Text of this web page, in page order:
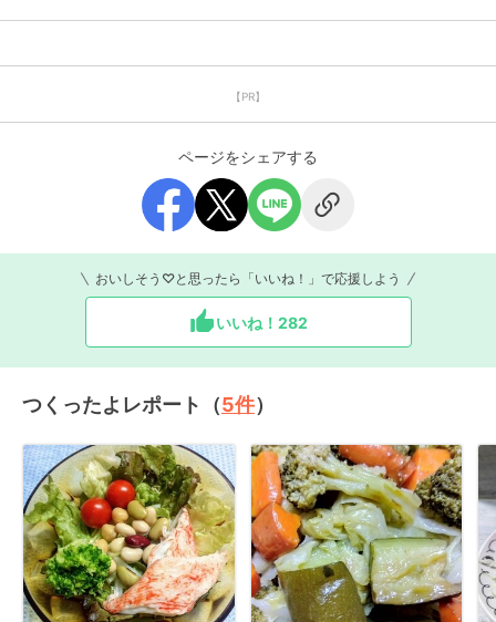
【PR】
ページをシェアする
おいしそう♡と思ったら「いいね！」で応援しよう
いいね！ 282
つくったよレポート（5件）